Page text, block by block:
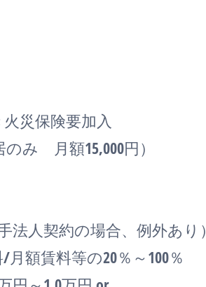
保険要加入
月額15,000円）
人契約の場合、例外あり）
賃料等の20％～100％